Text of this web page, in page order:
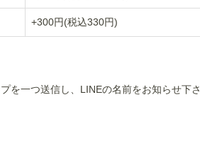
+300円(税込330円)
を一つ送信し、LINEの名前をお知らせ下さ